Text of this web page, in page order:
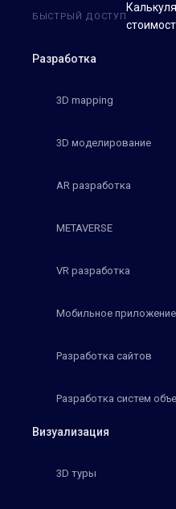
Разработка
3D mapping
3D моделирование
AR разработка
METAVERSE
VR разработка
Мобильное приложение
Разработка сайтов
Разработка систем
Визуализация
3D туры
БЫСТРЫЙ ДОСТУП